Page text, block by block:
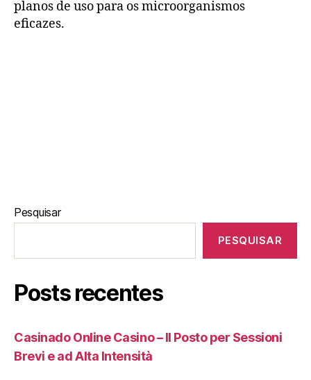
planos de uso para os microorganismos
eficazes.
Pesquisar
PESQUISAR
Posts recentes
Casinado Online Casino – Il Posto per Sessioni
Brevi e ad Alta Intensità